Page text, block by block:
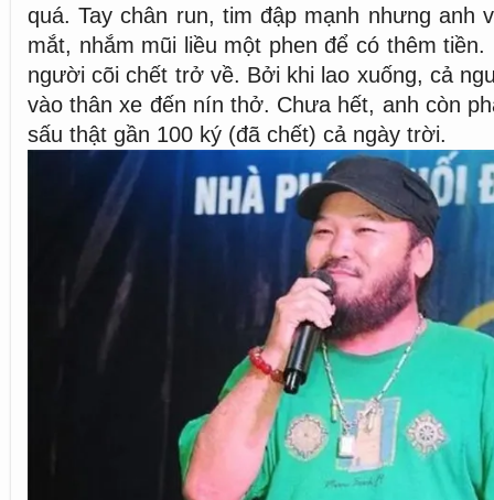
quá. Tay chân run, tim đập mạnh nhưng anh
mắt, nhắm mũi liều một phen để có thêm
người cõi chết trở về. Bởi khi lao xuống, cả
vào thân xe đến nín thở. Chưa hết, anh còn
sấu thật gần 100 ký (đã chết) cả ngày trời.